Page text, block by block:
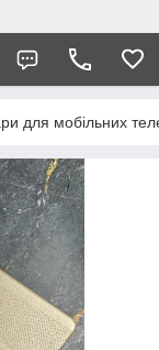
для мобільних